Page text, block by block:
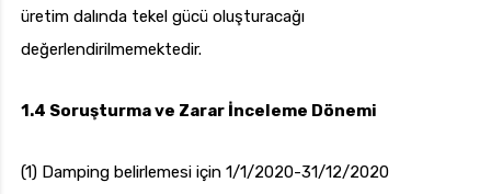
üretim dalında tekel gücü oluşturacağı
değerlendirilmemektedir.
1.4 Soruşturma ve Zarar İnceleme Dönemi
(1) Damping belirlemesi için 1/1/2020-31/12/2020